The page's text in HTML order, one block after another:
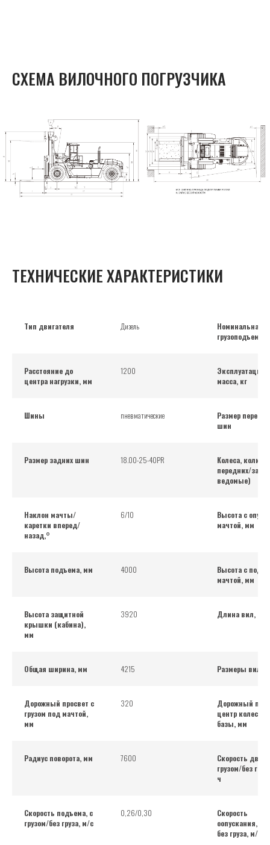
СХЕМА ВИЛОЧНОГО ПОГРУЗЧИКА
ТЕХНИЧЕСКИЕ ХАРАКТЕРИСТИКИ
Тип двигателя Дизель
Номинальная
Расстояние до
центра нагрузки, мм
1200
масса, кг
Шины пневматические
Размер
шин
Размер задних шин 18.00-25-40PR
Колеса,
передних/
ведомые)
Наклон мачты/
каретки вперед/
назад,°
6/10
Высота с
мачтой, мм
Высота подъема, мм 4000
Высота с
мачтой, мм
Высота защитной
крышки (кабина),
мм
3920 Длина вил, мм
Общая ширина, мм 4215 Размеры вил,
Дорожный просвет с
грузом под мачтой,
мм
320
Дорожный
центр колесной
базы, мм
Радиус поворота, мм 7600
Скорость
грузом/без
ч
Скорость подъема, с
грузом/без груза, м/с
0,26/0,30
Скорость
оопускания, с
без груза, м/с